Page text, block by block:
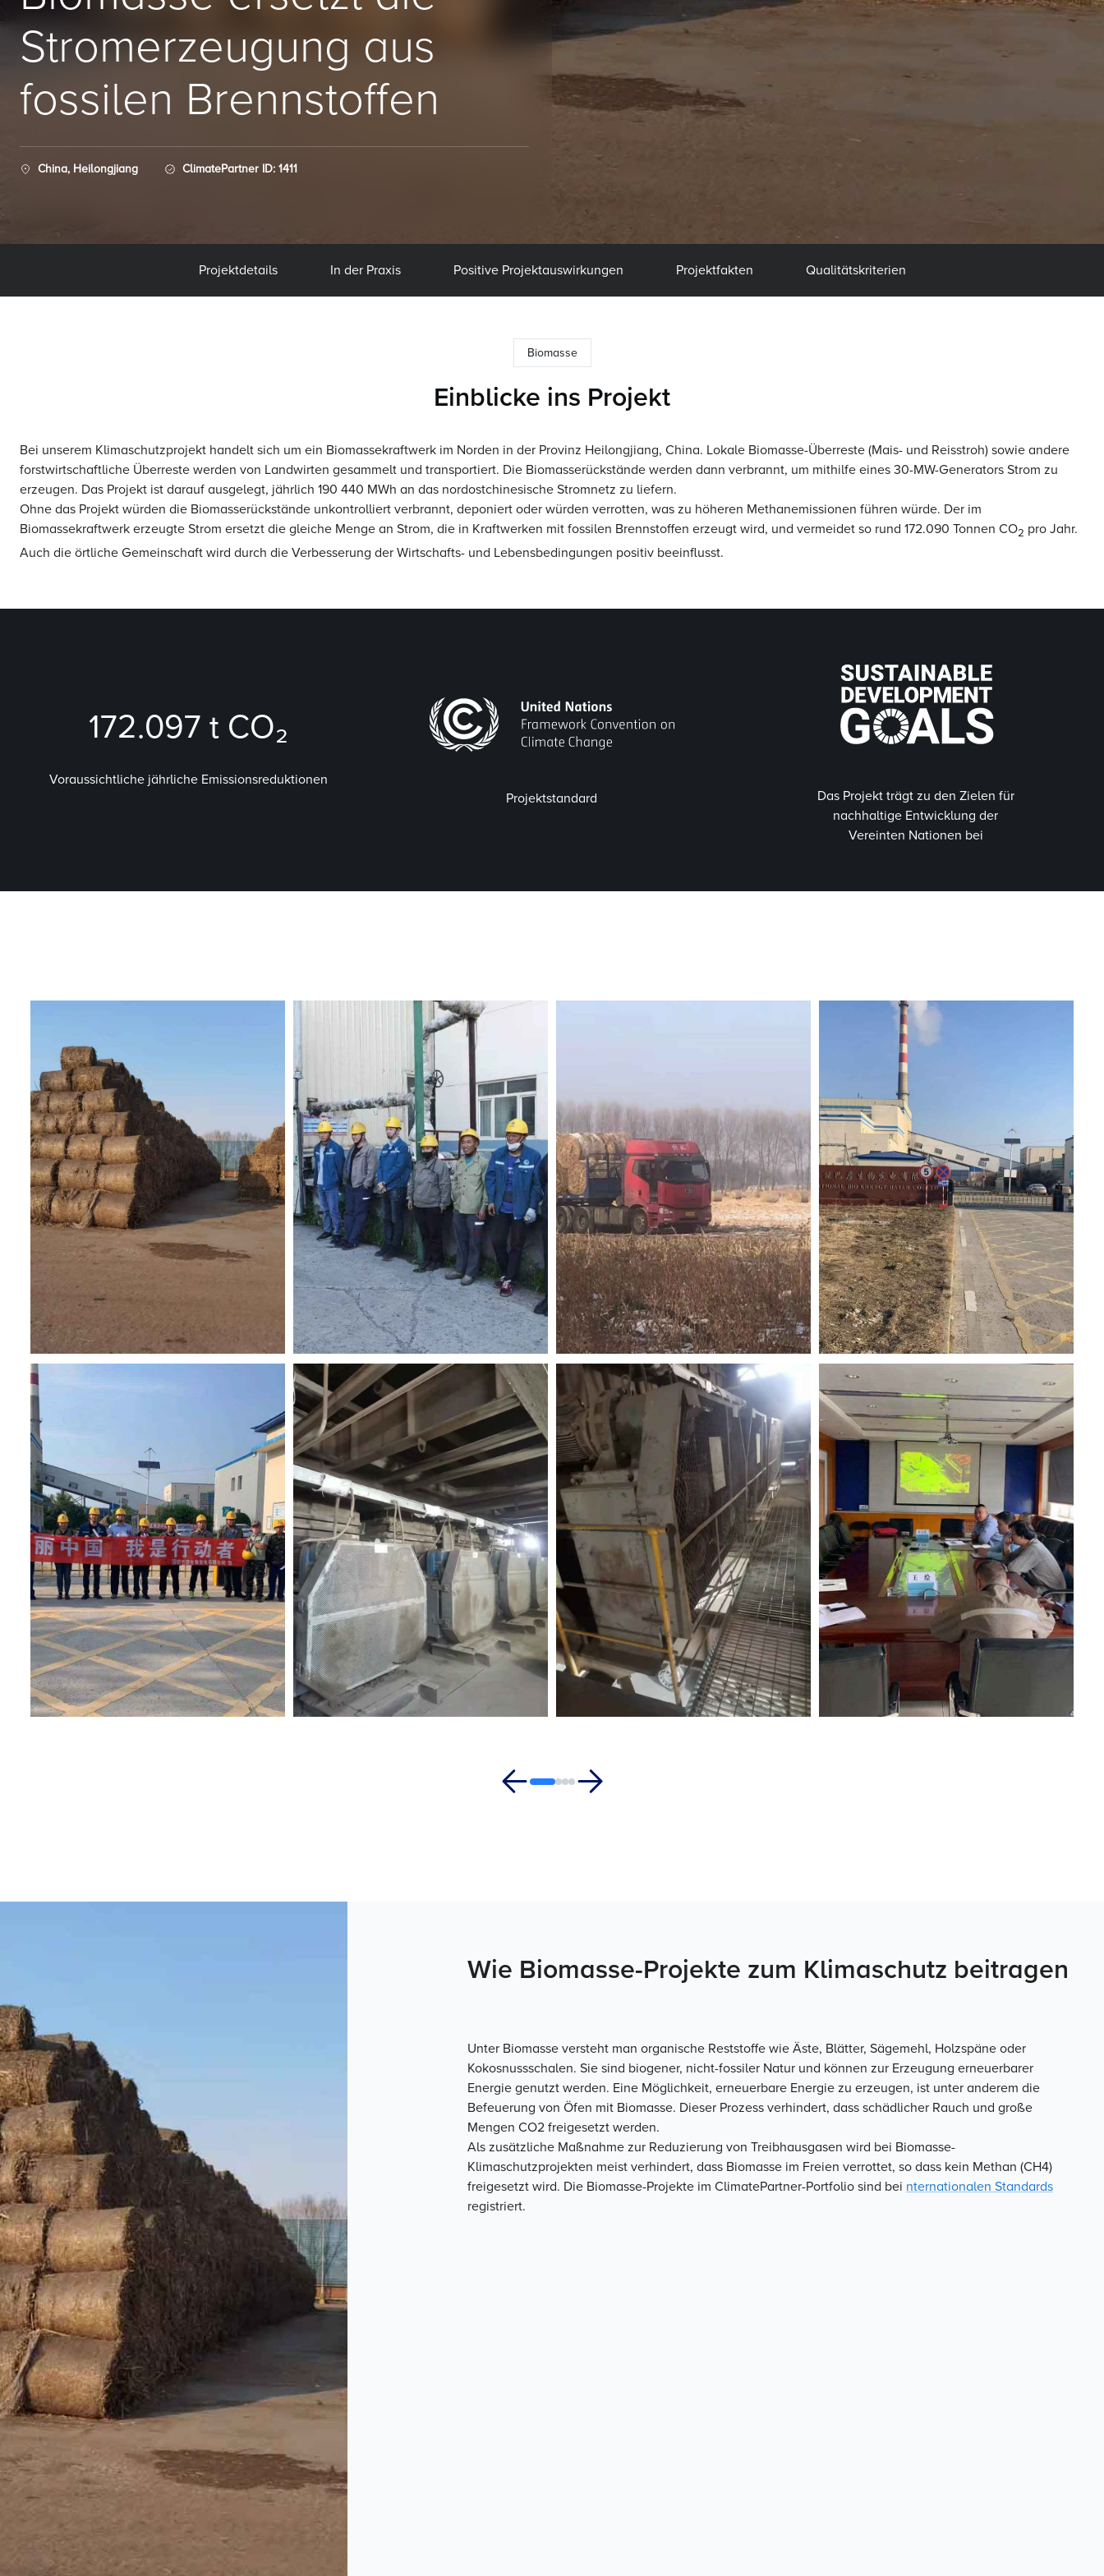
Stromerzeugung aus
fossilen Brennstoffen
China, Heilongjiang ClimatePartner ID: 1411
Projektdetails In der Praxis Positive Projektauswirkungen Projektfakten Qualitätskriterien
Biomasse
Einblicke ins Projekt
Bei unserem Klimaschutzprojekt handelt sich um ein Biomassekraftwerk im Norden in der Provinz Heilongjiang, China. Lokale Biomasse-Überreste (Mais- und Reisstroh) sowie andere
forstwirtschaftliche Überreste werden von Landwirten gesammelt und transportiert. Die Biomasserückstände werden dann verbrannt, um mithilfe eines 30-MW-Generators Strom zu
erzeugen. Das Projekt ist darauf ausgelegt, jährlich 190 440 MWh an das nordostchinesische Stromnetz zu liefern.
Ohne das Projekt würden die Biomasserückstände unkontrolliert verbrannt, deponiert oder würden verrotten, was zu höheren Methanemissionen führen würde. Der im
Biomassekraftwerk erzeugte Strom ersetzt die gleiche Menge an Strom, die in Kraftwerken mit fossilen Brennstoffen erzeugt wird, und vermeidet so rund 172.090 Tonnen CO2 pro Jahr.
Auch die örtliche Gemeinschaft wird durch die Verbesserung der Wirtschafts- und Lebensbedingungen positiv beeinflusst.
172.097 t CO₂
Voraussichtliche jährliche Emissionsreduktionen
Projektstandard
Das Projekt trägt zu den Zielen für
nachhaltige Entwicklung der
Vereinten Nationen bei
Wie Biomasse-Projekte zum Klimaschutz beitragen
Unter Biomasse versteht man organische Reststoffe wie Äste, Blätter, Sägemehl, Holzspäne oder
Kokosnussschalen. Sie sind biogener, nicht-fossiler Natur und können zur Erzeugung erneuerbarer
Energie genutzt werden. Eine Möglichkeit, erneuerbare Energie zu erzeugen, ist unter anderem die
Befeuerung von Öfen mit Biomasse. Dieser Prozess verhindert, dass schädlicher Rauch und große
Mengen CO2 freigesetzt werden.
Als zusätzliche Maßnahme zur Reduzierung von Treibhausgasen wird bei Biomasse-
Klimaschutzprojekten meist verhindert, dass Biomasse im Freien verrottet, so dass kein Methan (CH4)
freigesetzt wird. Die Biomasse-Projekte im ClimatePartner-Portfolio sind bei nternationalen Standards
registriert.